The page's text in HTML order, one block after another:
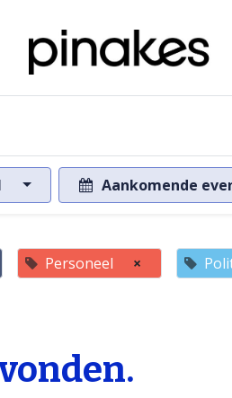
Aankomende
Personeel ×